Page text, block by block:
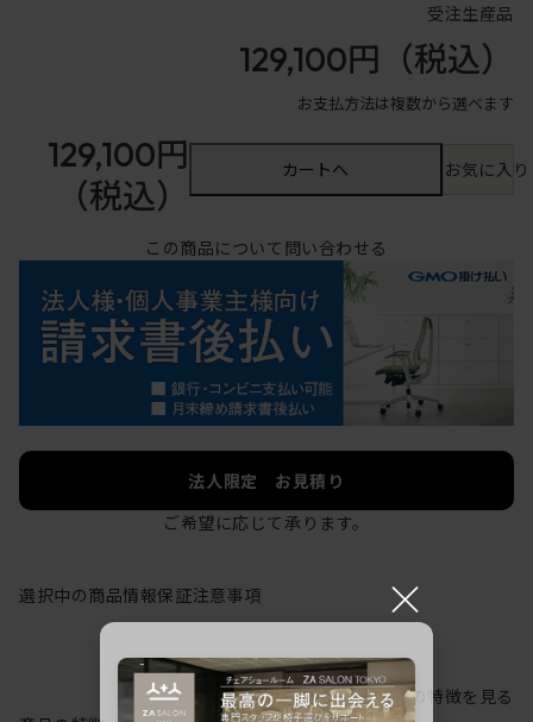
受注生産品
129,100円 （税込）
お支払方法は複数から選べます
129,100円
（税込）
カートへ お気に入
この商品について問い合わせる
法人限定 お見積り
ご希望に応じて承ります。
選択中の商品情報保証注意事項
シリーズの特徴を見る
×